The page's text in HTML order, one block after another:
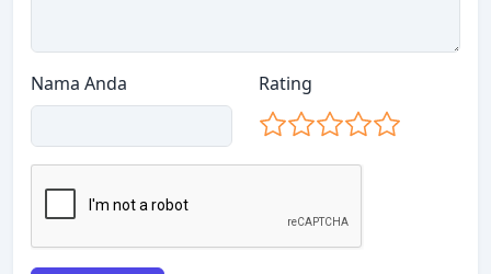
Nama Anda Rating